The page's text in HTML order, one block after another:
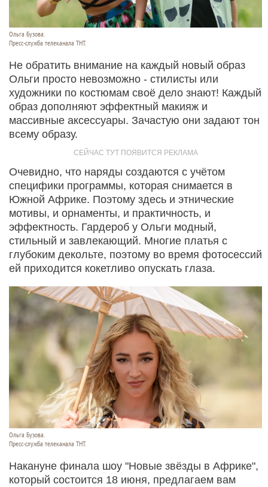
Ольга Бузова.
Пресс-служба телеканала ТНТ.
Не обратить внимание на каждый новый образ
Ольги просто невозможно - стилисты или
художники по костюмам своё дело знают! Каждый
образ дополняют эффектный макияж и
массивные аксессуары. Зачастую они задают тон
всему образу.
Очевидно, что наряды создаются с учётом
специфики программы, которая снимается в
Южной Африке. Поэтому здесь и этнические
мотивы, и орнаменты, и практичность, и
эффектность. Гардероб у Ольги модный,
стильный и завлекающий. Многие платья с
глубоким декольте, поэтому во время фотосессий
ей приходится кокетливо опускать глаза.
Ольга Бузова.
Пресс-служба телеканала ТНТ.
Накануне финала шоу "Новые звёзды в Африке",
который состоится 18 июня, предлагаем вам